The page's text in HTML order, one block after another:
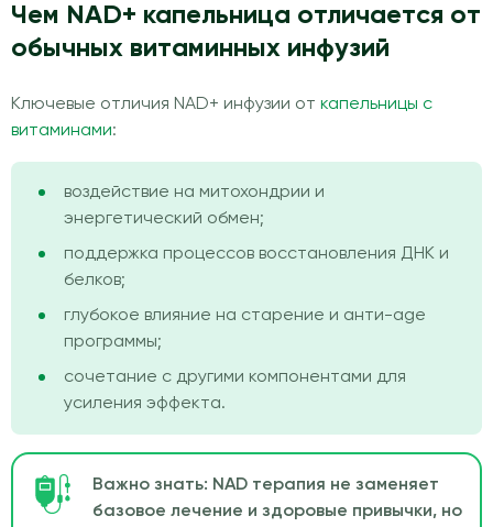
Чем NAD+ капельница отличается от
обычных витаминных инфузий
Ключевые отличия NAD+ инфузии от капельницы с
витаминами:
воздействие на митохондрии и
энергетический обмен;
поддержка процессов восстановления ДНК и
белков;
глубокое влияние на старение и анти-age
программы;
сочетание с другими компонентами для
усиления эффекта.
Важно знать: NAD терапия не заменяет
базовое лечение и здоровые привычки, но